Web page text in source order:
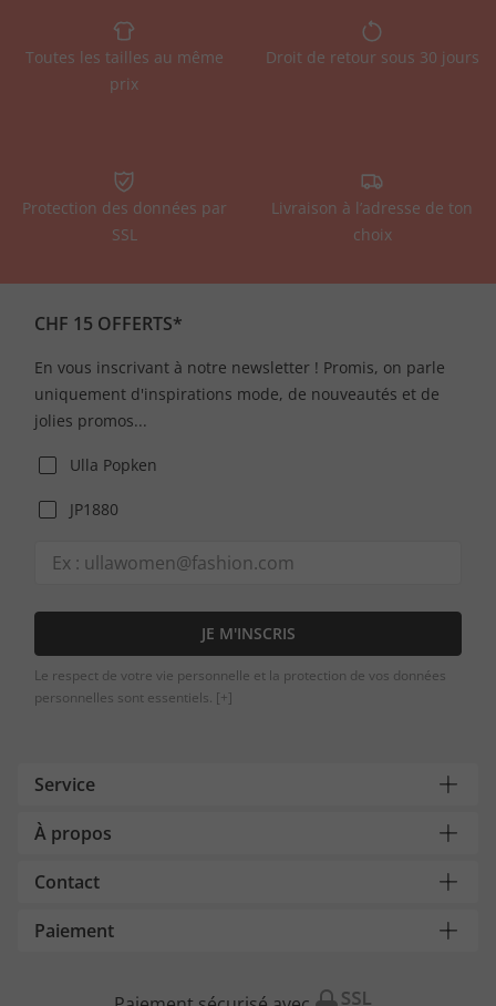
Toutes les tailles au même
prix
Droit de retour sous 30 jours
Protection des données par
SSL
Livraison à l’adresse de ton
choix
CHF 15 OFFERTS*
En vous inscrivant à notre newsletter ! Promis, on parle
uniquement d'inspirations mode, de nouveautés et de
jolies promos...
Ulla Popken
JP1880
JE M'INSCRIS
Le respect de votre vie personnelle et la protection de vos données
personnelles sont essentiels. [+]
Service
À propos
Contact
Paiement